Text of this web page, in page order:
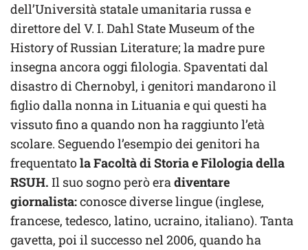
dell’Università statale umanitaria russa e
direttore del V. I. Dahl State Museum of the
History of Russian Literature; la madre pure
insegna ancora oggi filologia. Spaventati dal
disastro di Chernobyl, i genitori mandarono il
figlio dalla nonna in Lituania e qui questi ha
vissuto fino a quando non ha raggiunto l’età
scolare. Seguendo l’esempio dei genitori ha
frequentatola Facoltà di Storia e Filologia della
RSUH. Il suo sogno però eradiventare
giornalista:conosce diverse lingue (inglese,
francese, tedesco, latino, ucraino, italiano). Tanta
gavetta, poi il successo nel 2006, quando ha